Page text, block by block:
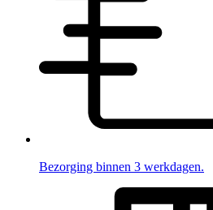
Bezorging binnen 3 werkdagen.